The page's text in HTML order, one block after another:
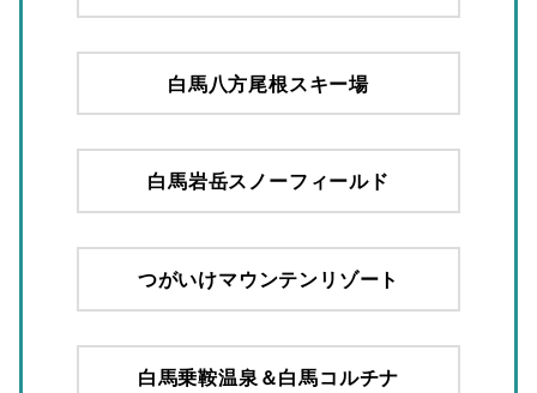
白馬八方尾根スキー場
白馬岩岳スノーフィールド
つがいけマウンテンリゾート
白馬乗鞍温泉＆白馬コルチナ